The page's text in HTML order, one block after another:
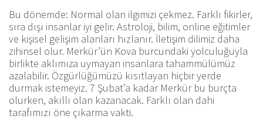
Bu dönemde: Normal olan ilgimizi çekmez. Farklı fikirler,
sıra dışı insanlar iyi gelir. Astroloji, bilim, online eğitimler
ve kişisel gelişim alanları hızlanır. İletişim dilimiz daha
zihinsel olur. Merkür’ün Kova burcundaki yolculuğuyla
birlikte aklımıza uymayan insanlara tahammülümüz
azalabilir. Özgürlüğümüzü kısıtlayan hiçbir yerde
durmak istemeyiz. 7 Şubat’a kadar Merkür bu burçta
olurken, akıllı olan kazanacak. Farklı olan dahi
tarafımızı öne çıkarma vakti.